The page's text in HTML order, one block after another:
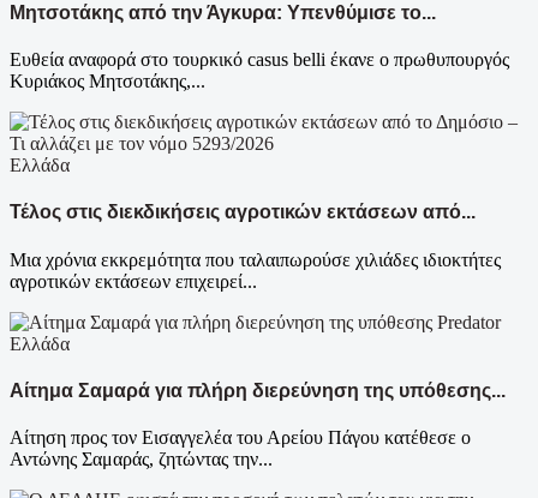
Μητσοτάκης από την Άγκυρα: Υπενθύμισε το...
Ευθεία αναφορά στο τουρκικό casus belli έκανε ο πρωθυπουργός
Κυριάκος Μητσοτάκης,...
Ελλάδα
Τέλος στις διεκδικήσεις αγροτικών εκτάσεων από...
Μια χρόνια εκκρεμότητα που ταλαιπωρούσε χιλιάδες ιδιοκτήτες
αγροτικών εκτάσεων επιχειρεί...
Ελλάδα
Αίτημα Σαμαρά για πλήρη διερεύνηση της υπόθεσης...
Αίτηση προς τον Εισαγγελέα του Αρείου Πάγου κατέθεσε ο
Αντώνης Σαμαράς, ζητώντας την...